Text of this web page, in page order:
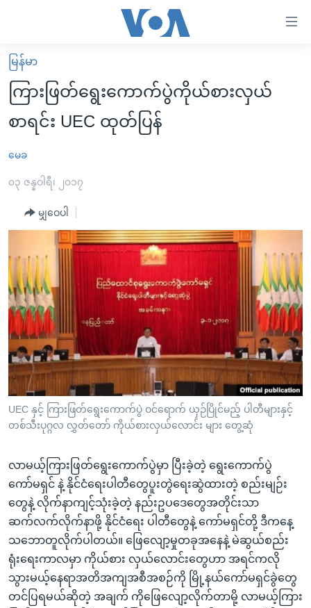
လွယ်ကူ
စေ
များ
ပင်မ
ကြည့်
ရန်
ပင်မ
အ
ညွန်း
စာမျက်နှာ
သို့
ကျော်
ကြည့်
ရန်
ရန်
နေရာ
သို့
ကျော်
ရန်
မူလစာမျက်နှာ
မြန်မာ
ကမ္ဘာ့သတင်းများ
အမေရိကန်
အစ္စရေး-ပါလက်စတိုင်း
သတင်းလွတ်လပ်ခွင့်
အင်္ဂလိပ်စာလေ့လာမယ်
အမေရိကန်သုံးအီဒီယံ
မကြေးမုံရဲ့ အင်္ဂလိပ်စာ
ရုပ်ရှင်ထဲက အင်္ဂလိပ်စာ
သုတပဒေသာ အင်္ဂလိပ်စာ
အပတ်စဉ်ကဏ္ဍများ
ရေဒီယို
တီဗွီ
ရေဒီယိုနှင့်ရုပ်သံ အချက်အလက်များ
ရေဒီယို/တီဗွီအစီအစဉ်
Learning English
ဗွီအိုအေ လူမှုကွန်ယက်များ
မြန်မာ
ကြားဖြတ်ရွေးကောက်ပွဲကိုယ်စားလှယ်
စာရင်း UEC ထုတ်ပြန်
မေခ
၀၃ ဇန္နဝါရီ၊ ၂၀၁၇
မျှဝေပါ
UEC နှင့် ကြားဖြတ်ရွေးကောက်ပွဲ ဝင်ရောက် ယှဉ်ပြိုင်မည့် ပါတီများနှင့်
တစ်သီးပုဂ္ဂလ လွှတ်တော် ကိုယ်စားလှယ်လောင်း များ တွေ့ဆုံ
လာမယ့်ကြားဖြတ်ရွေးကောက်ပွဲမှာ ပြီးခဲ့တဲ့ ရွေးကောက်ပွဲ
ကော်မရှင် နဲ့ နိုင်ငံရေးပါတီတွေပူးတွဲရေးဆွဲထားတဲ့ စည်းမျဉ်း
တွေနဲ့ လိုက်နာကျင့်သုံးခဲ့တဲ့ နည်းဥပဒေတွေအတိုင်းသာ
ဆက်လက်လိုက်နာဖို့ နိုင်ငံရေး ပါတီတွေနဲ့ ကော်မရှင်တို့ ဒီကနေ့
သဘောတူလိုက်ပါတယ်။ ဖြေလျော့မှုတခုအနေနဲ့ မဲဆွယ်စည်း
ရုံးရေးကာလမှာ ကိုယ်စား လှယ်လောင်းတွေဟာ အရင်ကလို
သွားမယ့်နေရာအတိအကျအစီအစဉ်ကို မြို့နယ်ကော်မရှင်ခွဲတွေ
တင်ပြရမယ်ဆိုတဲ့ အချက် ကိုဖြေလျော့လိုက်တာမို့ လာမယ့်ကြား